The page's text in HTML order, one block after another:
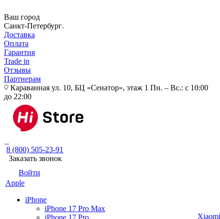
Ваш город
Санкт-Петербург
Доставка
Оплата
Гарантия
Trade in
Отзывы
Партнерам
Караванная ул. 10, БЦ «Сенатор», этаж 1 Пн. – Вс.: с 10:00
до 22:00
8 (800) 505-23-91
Заказать звонок
Войти
Apple
iPhone
iPhone 17 Pro Max
iPhone 17 Pro
Xiaomi